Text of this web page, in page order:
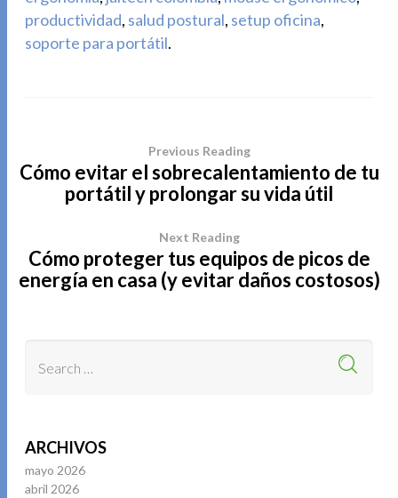
productividad, salud postural, setup oficina,
soporte para portátil.
Previous Reading
Cómo evitar el sobrecalentamiento de tu
portátil y prolongar su vida útil
Next Reading
Cómo proteger tus equipos de picos de
energía en casa (y evitar daños costosos)
ARCHIVOS
mayo 2026
abril 2026